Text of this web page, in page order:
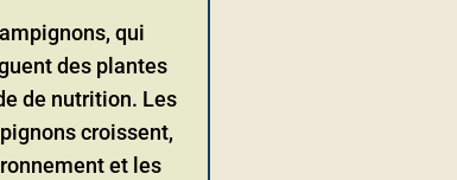
qui
des plantes
de nutrition. Les
croissent,
et les